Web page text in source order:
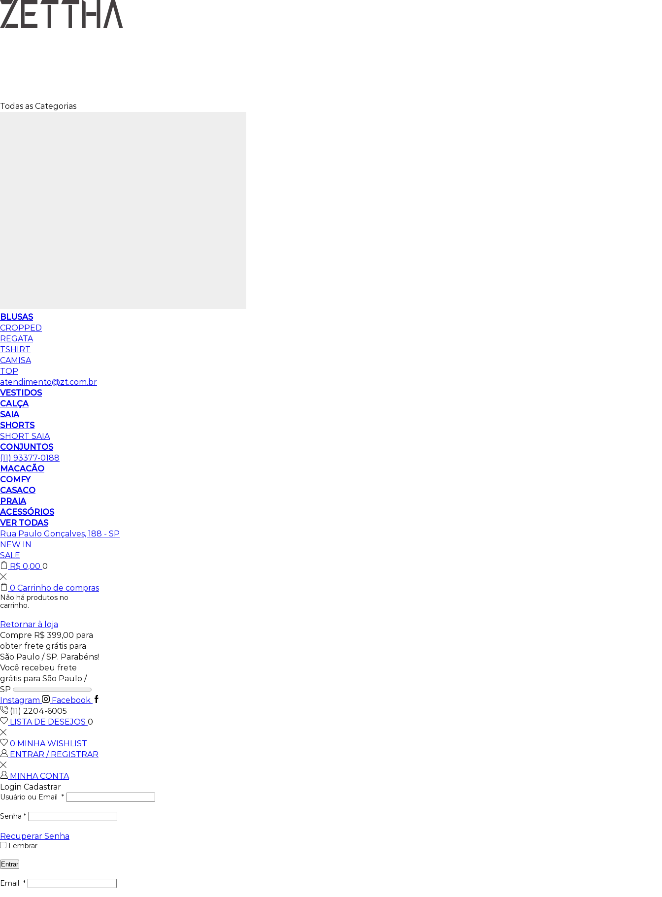
Todas as Categorias
BLUSAS
CROPPED
REGATA
TSHIRT
CAMISA
TOP
atendimento@zt.com.br
VESTIDOS
CALÇA
SAIA
SHORTS
SHORT SAIA
CONJUNTOS
(11) 93377-0188
MACACÃO
COMFY
CASACO
PRAIA
ACESSÓRIOS
VER TODAS
Rua Paulo Gonçalves, 188 - SP
NEW IN
SALE
R$ 0,00 0
0 Carrinho de compras
Não há produtos no
carrinho.
Retornar à loja
Compre R$ 399,00 para
obter frete grátis para
São Paulo / SP. Parabéns!
Você recebeu frete
grátis para São Paulo /
SP
Instagram
Facebook
(11) 2204-6005
LISTA DE DESEJOS 0
0 MINHA WISHLIST
ENTRAR / REGISTRAR
MINHA CONTA
Login Cadastrar
Usuário ou Email *
Senha *
Recuperar Senha
Lembrar
Entrar
Email *